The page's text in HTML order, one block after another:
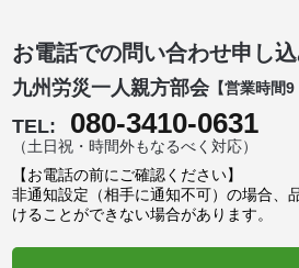
お電話での問い合わせ申し
九州労災一人親方部会【営業時間9
TEL: 080-3410-0631
（土日祝・時間外もなるべく対応）
【お電話の前にご確認ください】
非通知設定（相手に通知不可）の場合、
けることができない場合があります。